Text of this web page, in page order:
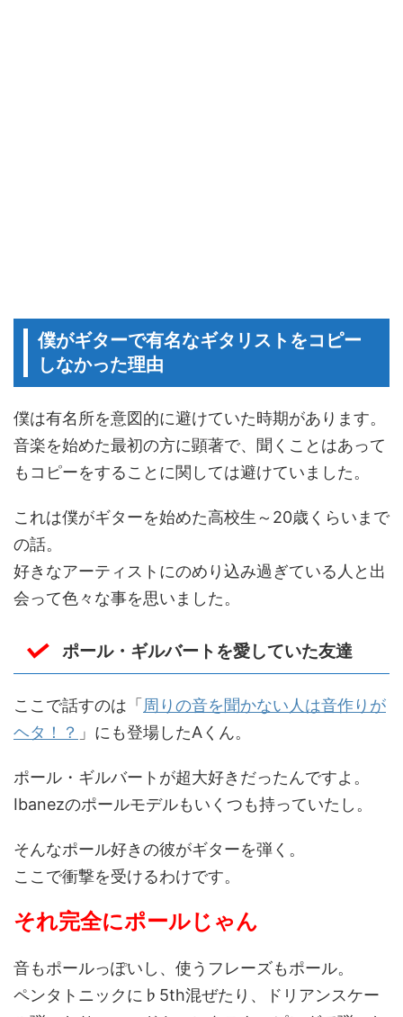
僕がギターで有名なギタリストをコピー
しなかった理由
僕は有名所を意図的に避けていた時期があります。
音楽を始めた最初の方に顕著で、聞くことはあって
もコピーをすることに関しては避けていました。
これは僕がギターを始めた高校生～20歳くらいまで
の話。
好きなアーティストにのめり込み過ぎている人と出
会って色々な事を思いました。
ポール・ギルバートを愛していた友達
ここで話すのは「 周りの音を聞かない人は音作りが
ヘタ！？ 」にも登場したAくん。
ポール・ギルバートが超大好きだったんですよ。
Ibanezのポールモデルもいくつも持っていたし。
そんなポール好きの彼がギターを弾く。
ここで衝撃を受けるわけです。
それ完全にポールじゃん
音もポールっぽいし、使うフレーズもポール。
ペンタトニックに♭5th混ぜたり、ドリアンスケー